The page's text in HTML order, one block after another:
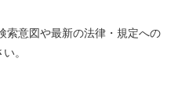
索意図や最新の法律・規定への
。